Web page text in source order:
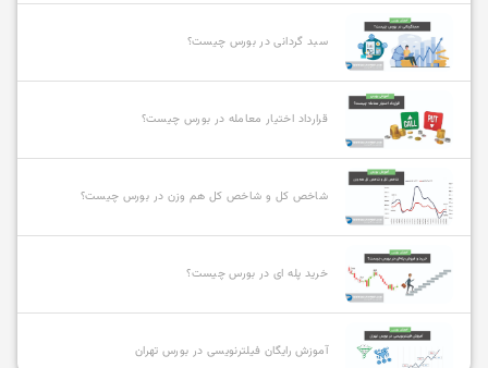
سبد گردانی در بورس چیست؟
قرارداد اختیار معامله در بورس چیست؟
شاخص کل و شاخص کل هم وزن در بورس چیست؟
خرید پله ای در بورس چیست؟
آموزش رایگان فیلترنویسی در بورس تهران